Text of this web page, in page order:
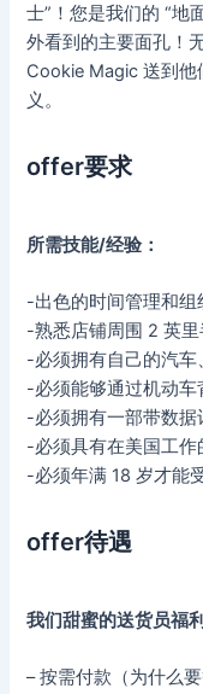
士”！您是我们的 “地
外看到的主要面孔！
Cookie Magic 送到他
义。
offer要求
所需技能/经验：
-出色的时间管理和组
-熟悉店铺周围 2 英里
-必须拥有自己的汽
-必须能够通过机动车
-必须拥有一部带数据
-必须具有在美国工作
-必须年满 18 岁才能
offer待遇
我们甜蜜的送货员福
– 按需付款（为什么